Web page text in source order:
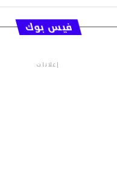
فيس بوك
إعلانات